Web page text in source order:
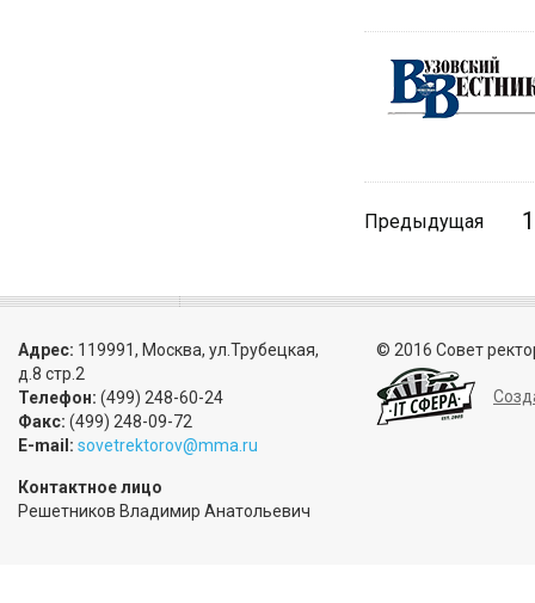
Предыдущая 1
Адрес: 119991, Москва, ул.Трубецкая,
д.8 стр.2
Телефон: (499) 248-60-24
Факс: (499) 248-09-72
E-mail: sovetrektorov@mma.ru
Контактное лицо
Решетников Владимир Анатольевич
© 2016 Совет